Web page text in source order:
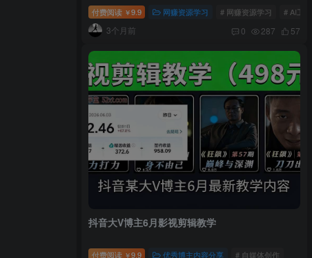
付费阅读 ￥9.9 网赚资源学习 # 网赚资源学习 # AI工
3个月前 0 287 57
抖音大V博主6月影视剪辑教学
付费阅读 ￥9.9 优秀博主内容分享 # 自媒体创作